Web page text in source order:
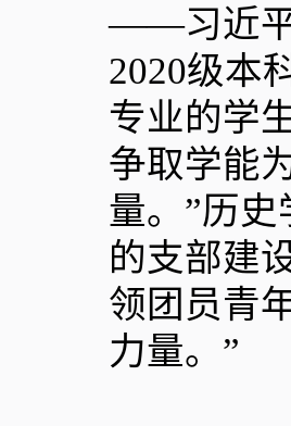
——习近平
2020级本
专业的学
争取学能
量。”历史
的支部建
领团员青
力量。”